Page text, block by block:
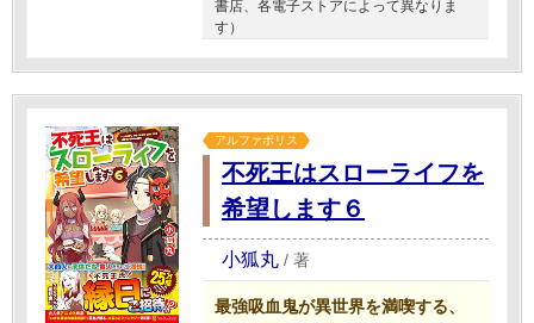
書店、各電子ストアによって異なりま
す）
アルファポリス
不死王はスローライフを
希望します６
小狐丸 / 著
最強吸血鬼が異世界を満喫する、